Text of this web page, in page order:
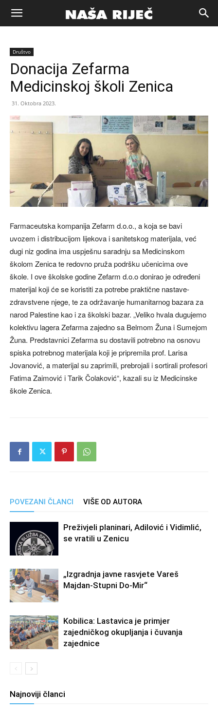
Naša
riječ
Društvo
Donacija Zefarma
Medicinskoj školi Zenica
31. Oktobra 2023.
Farmaceutska kompanija Zefarm d.o.o., a koja se bavi
uvozem i distribucijom lijekova i sanitetskog materijala, već
dugi niz godina ima uspješnu saradnju sa Medicinskom
školom Zenica te redovno pruža podršku učenicima ove
škole. I ove školske godine Zefarm d.o.o donirao je određeni
materijal koji će se koristiti za potrebe praktične nastave-
zdravstvene njege, te za održavanje humanitarnog bazara za
narod Palestine kao i za školski bazar. „Veliko hvala dugujemo
kolektivu lagera Zefarma zajedno sa Belmom Žuna i Sumejom
Žuna. Predstavnici Zefarma su dostavili potrebno na osnovu
spiska potrebnog materijala koji je pripremila prof. Larisa
Jovanović, a materijal su zaprimili, prebrojali i sortirali profesori
Fatima Zaimović i Tarik Čolaković“, kazali su iz Medicinske
škole Zenica.
POVEZANI ČLANCI VIŠE OD AUTORA
Preživjeli planinari, Adilović i Vidimlić,
se vratili u Zenicu
„Izgradnja javne rasvjete Vareš
Majdan-Stupni Do-Mir“
Kobilica: Lastavica je primjer
zajedničkog okupljanja i čuvanja
zajednice
Najnoviji članci